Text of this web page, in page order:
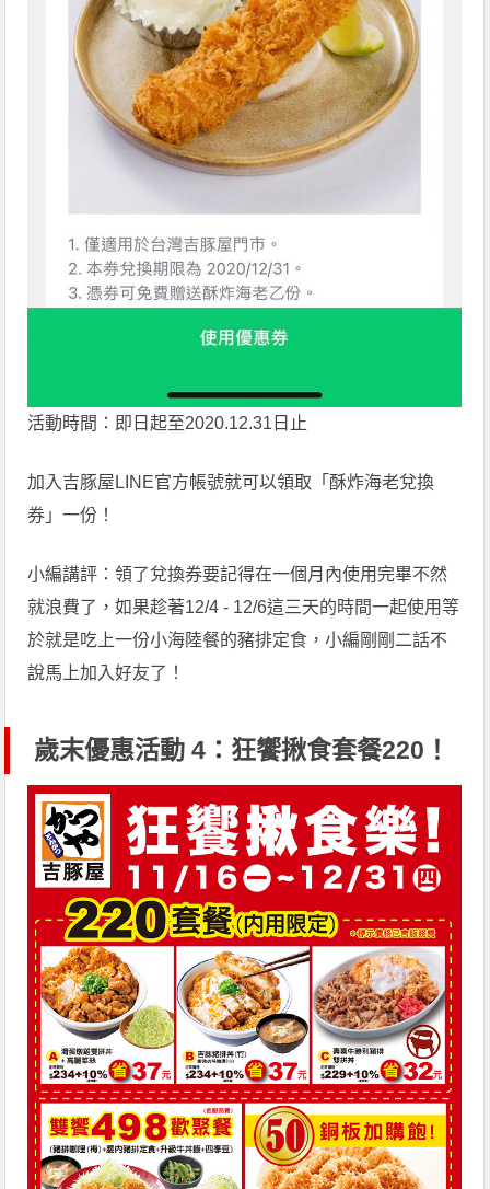
活動時間：即日起至2020.12.31日止
加入吉豚屋LINE官方帳號就可以領取「酥炸海老兌換
券」一份！
小編講評：領了兌換券要記得在一個月內使用完畢不然
就浪費了，如果趁著12/4 - 12/6這三天的時間一起使用等
於就是吃上一份小海陸餐的豬排定食，小編剛剛二話不
說馬上加入好友了！
歲末優惠活動 4：狂饗揪食套餐220！